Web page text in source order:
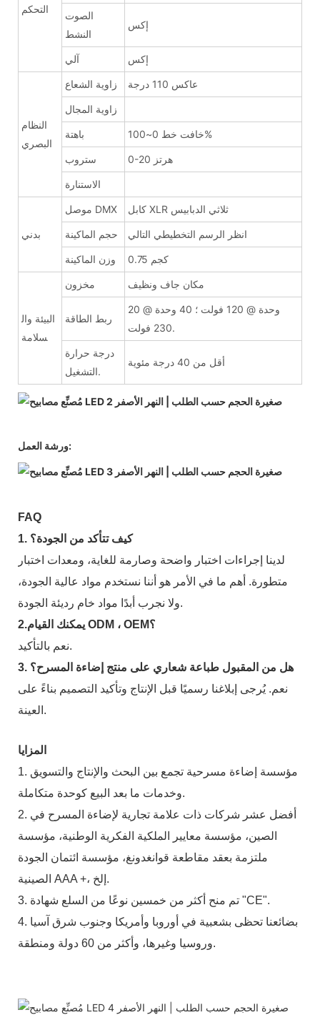
التحكم
الصوت
النشط
إكس
آلي إكس
النظام
البصري
زاوية الشعاع عاكس 110 درجة
زاوية المجال
باهتة خافت خط 0~100%
ستروب 0-20 هرتز
الاستنارة
بدني
موصل DMX كابل XLR ثلاثي الدبابيس
حجم الماكينة انظر الرسم التخطيطي التالي
وزن الماكينة 0.75 كجم
البيئة وال
سلامة
مخزون مكان جاف ونظيف
ربط الطاقة
20 وحدة @ 120 فولت ؛ 40 وحدة @
230 فولت.
درجة حرارة
التشغيل.
أقل من 40 درجة مئوية
ورشة العمل:
FAQ
1. كيف تتأكد من الجودة؟
لدينا إجراءات اختبار واضحة وصارمة للغاية، ومعدات اختبار
متطورة. أهم ما في الأمر هو أننا نستخدم مواد عالية الجودة،
ولا نجرب أبدًا مواد خام رديئة الجودة.
2.يمكنك القيام ODM ، OEM؟
نعم بالتأكيد.
3. هل من المقبول طباعة شعاري على منتج إضاءة المسرح؟
نعم. يُرجى إبلاغنا رسميًا قبل الإنتاج وتأكيد التصميم بناءً على
العينة.
المزايا
1. مؤسسة إضاءة مسرحية تجمع بين البحث والإنتاج والتسويق
وخدمات ما بعد البيع كوحدة متكاملة.
2. أفضل عشر شركات ذات علامة تجارية لإضاءة المسرح في
الصين، مؤسسة معايير الملكية الفكرية الوطنية، مؤسسة
ملتزمة بعقد مقاطعة قوانغدونغ، مؤسسة ائتمان الجودة
الصينية AAA +، إلخ.
3. تم منح أكثر من خمسين نوعًا من السلع شهادة "CE".
4. بضائعنا تحظى بشعبية في أوروبا وأمريكا وجنوب شرق آسيا
وروسيا وغيرها، وأكثر من 60 دولة ومنطقة.